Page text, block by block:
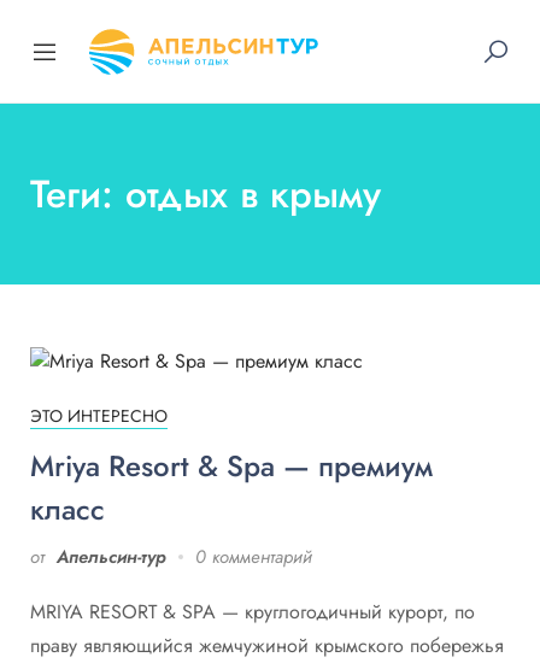
Теги: отдых в крыму
ЭТО ИНТЕРЕСНО
Mriya Resort & Spa — премиум
класс
от Апельсин-тур 0 комментарий
MRIYA RESORT & SPA — круглогодичный курорт, по
праву являющийся жемчужиной крымского побережья